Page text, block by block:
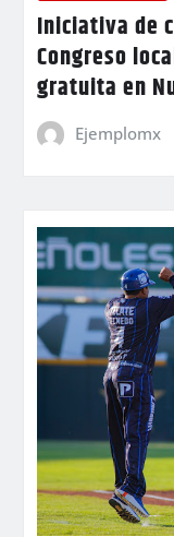
Iniciativa de
Congreso
gratuita en
Ejemplomx